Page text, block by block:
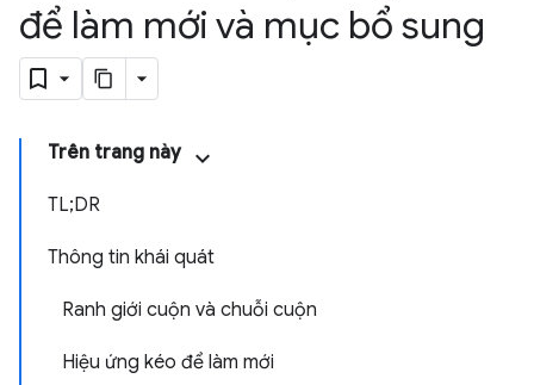
để làm mới và mục bổ sung
Trên trang này
TL;DR
Thông tin khái quát
Ranh giới cuộn và chuỗi cuộn
Hiệu ứng kéo để làm mới